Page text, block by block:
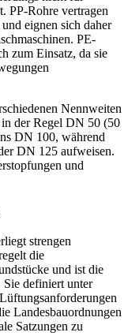
PP-Rohre vertragen
eignen sich daher
PE-
zum Einsatz, da sie
Nennweiten
in der Regel DN 50 (50
DN 100, während
DN 125 aufweisen.
und
strengen
die
und ist die
definiert unter
Landesbauordnungen
Satzungen zu